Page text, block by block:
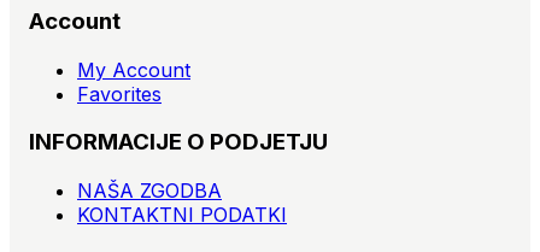
Account
My Account
Favorites
INFORMACIJE O PODJETJU
NAŠA ZGODBA
KONTAKTNI PODATKI